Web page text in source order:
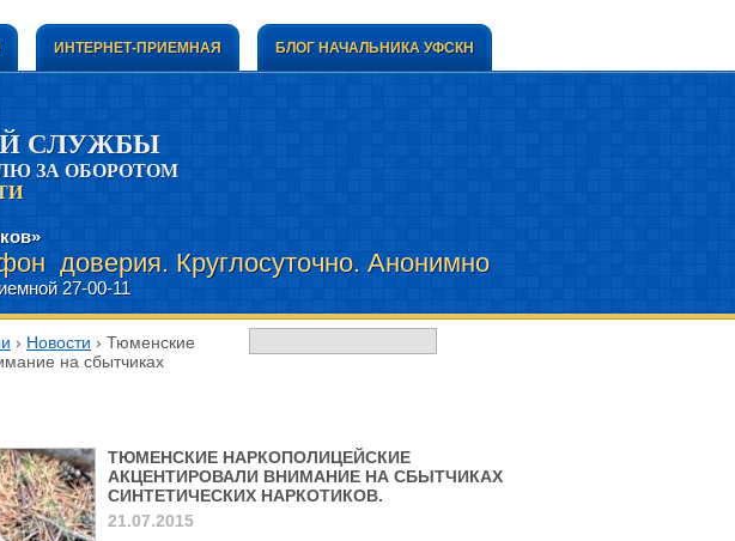
ИНТЕРНЕТ-ПРИЕМНАЯ БЛОГ НАЧАЛЬНИКА УФСКН
СЛУЖБЫ
ЗА ОБОРОТОМ
доверия. Круглосуточно. Анонимно
27-00-11
› Новости › Тюменские
на сбытчиках
ТЮМЕНСКИЕ НАРКОПОЛИЦЕЙСКИЕ
АКЦЕНТИРОВАЛИ ВНИМАНИЕ НА СБЫТЧИКАХ
СИНТЕТИЧЕСКИХ НАРКОТИКОВ.
21.07.2015